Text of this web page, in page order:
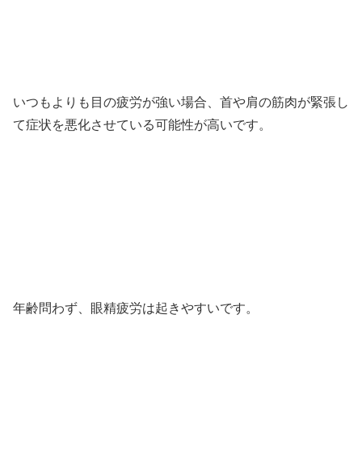
いつもよりも目の疲労が強い場合、首や肩の筋肉が緊張し
て症状を悪化させている可能性が高いです。
年齢問わず、眼精疲労は起きやすいです。